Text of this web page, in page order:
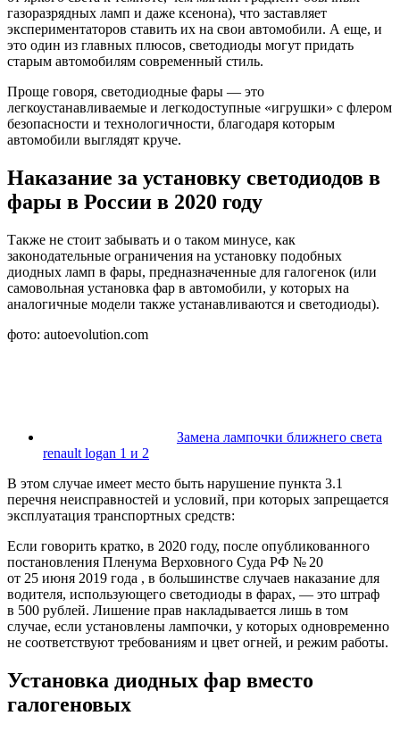
газоразрядных ламп и даже ксенона), что заставляет
экспериментаторов ставить их на свои автомобили. А еще, и
это один из главных плюсов, светодиоды могут придать
старым автомобилям современный стиль.
Проще говоря, светодиодные фары — это
легкоустанавливаемые и легкодоступные «игрушки» с флером
безопасности и технологичности, благодаря которым
автомобили выглядят круче.
Наказание за установку светодиодов в
фары в России в 2020 году
Также не стоит забывать и о таком минусе, как
законодательные ограничения на установку подобных
диодных ламп в фары, предназначенные для галогенок (или
самовольная установка фар в автомобили, у которых на
аналогичные модели также устанавливаются и светодиоды).
фото: autoevolution.com
Замена лампочки ближнего света
renault logan 1 и 2
В этом случае имеет место быть нарушение пункта 3.1
перечня неисправностей и условий, при которых запрещается
эксплуатация транспортных средств:
Если говорить кратко, в 2020 году, после опубликованного
постановления Пленума Верховного Суда РФ № 20
от 25 июня 2019 года , в большинстве случаев наказание для
водителя, использующего светодиоды в фарах, — это штраф
в 500 рублей. Лишение прав накладывается лишь в том
случае, если установлены лампочки, у которых одновременно
не соответствуют требованиям и цвет огней, и режим работы.
Установка диодных фар вместо
галогеновых